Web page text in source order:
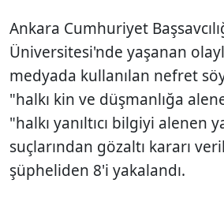
Ankara Cumhuriyet
Üniversitesi'nde yaşanan
medyada kullanılan nefret
"halkı kin ve düşmanlığa
"halkı yanıltıcı bilgiyi alenen
suçlarından gözaltı kararı
şüpheliden 8'i yakalandı.